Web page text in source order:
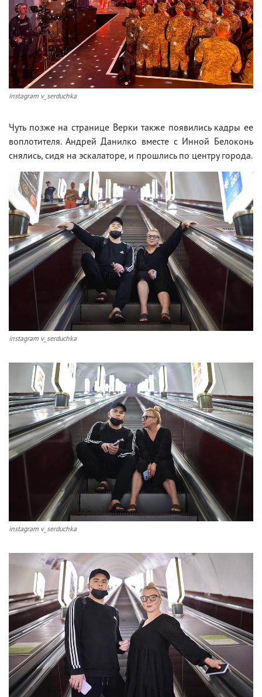
instagram v_serduchka
Чуть позже на странице Верки также появились кадры ее
воплотителя. Андрей Данилко вместе с Инной Белоконь
снялись, сидя на эскалаторе, и прошлись по центру города.
instagram v_serduchka
instagram v_serduchka